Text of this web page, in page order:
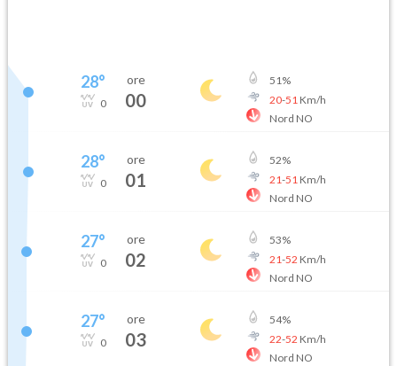
28°
0
ore
00
51%
20-51 Km/h
Nord NO
28°
0
ore
01
52%
21-51 Km/h
Nord NO
27°
0
ore
02
53%
21-52 Km/h
Nord NO
27°
0
ore
03
54%
22-52 Km/h
Nord NO